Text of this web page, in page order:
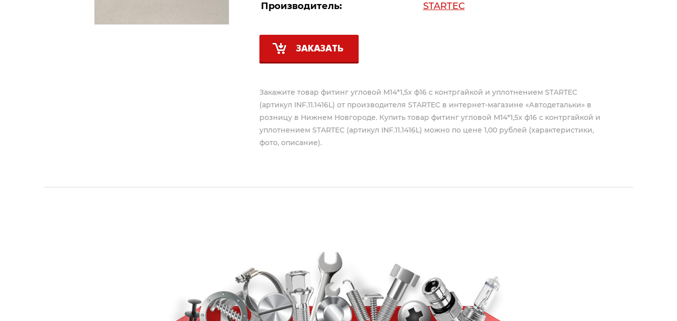
Производитель:
STARTEC
ЗАКАЗАТЬ
Закажите товар фитинг угловой M14*1,5х ф16 с контргайкой и уплотнением STARTEC
(артикул INF.11.1416L) от производителя STARTECв интернет-магазине «Автодетальки» в
розницу в Нижнем Новгороде. Купить товар фитинг угловой M14*1,5х ф16 с контргайкой и
уплотнением STARTEC (артикул INF.11.1416L) можно по цене 1,00 рублей (характеристики,
фото, описание).